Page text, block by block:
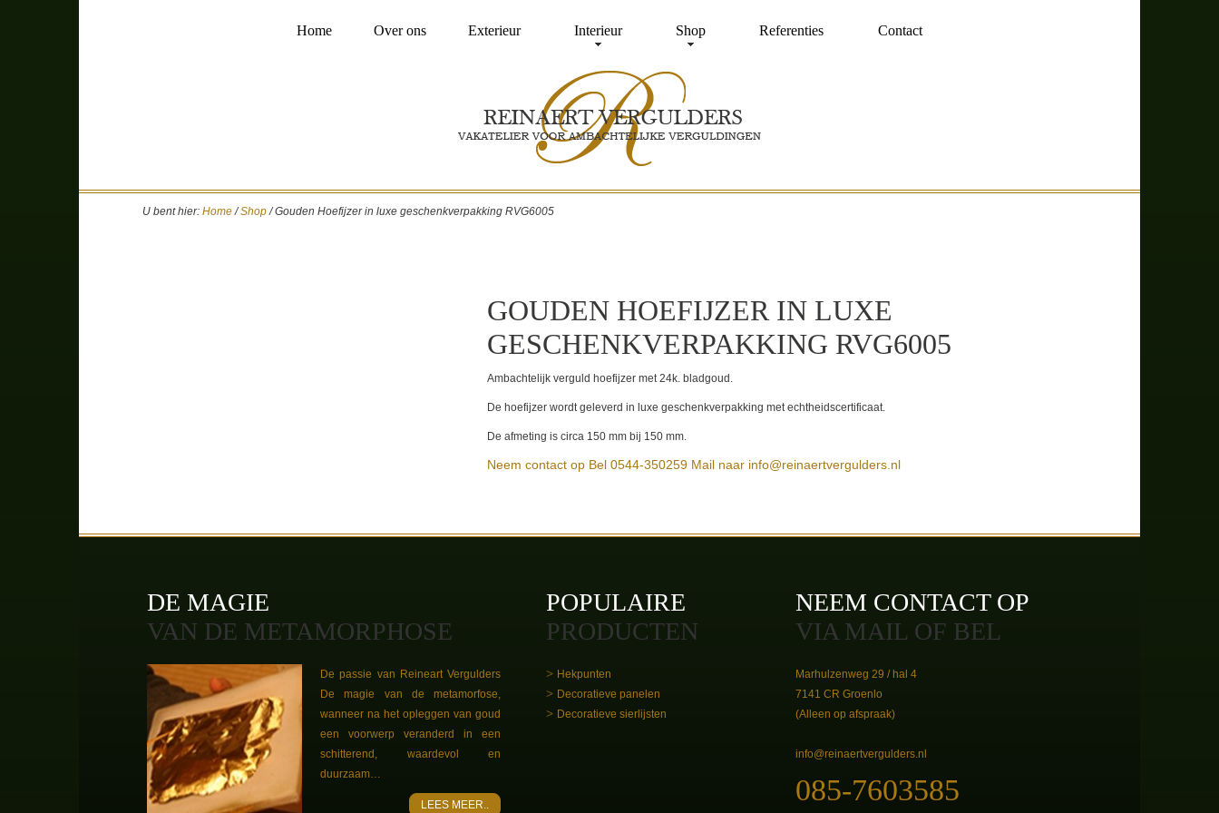
Home Over ons Exterieur Interieur Shop Referenties Contact
U bent hier: Home/Shop/Gouden Hoefijzer in luxe geschenkverpakking RVG6005
GOUDEN HOEFIJZER IN LUXE
GESCHENKVERPAKKING RVG6005
Ambachtelijk verguld hoefijzer met 24k. bladgoud.
De hoefijzer wordt geleverd in luxe geschenkverpakking met echtheidscertificaat.
De afmeting is circa 150 mm bij 150 mm.
Neem contact op Bel 0544-350259 Mail naar info@reinaertvergulders.nl
DE MAGIE
VAN DE METAMORPHOSE
De passie van Reineart Vergulders
De magie van de metamorfose,
wanneer na het opleggen van goud
een voorwerp veranderd in een
schitterend, waardevol en
duurzaam…
LEES MEER..
POPULAIRE
PRODUCTEN
Hekpunten
Decoratieve panelen
Decoratieve sierlijsten
NEEM CONTACT OP
VIA MAIL OF BEL
Marhulzenweg 29 / hal 4
7141 CR Groenlo
(Alleen op afspraak)
info@reinaertvergulders.nl
085-7603585